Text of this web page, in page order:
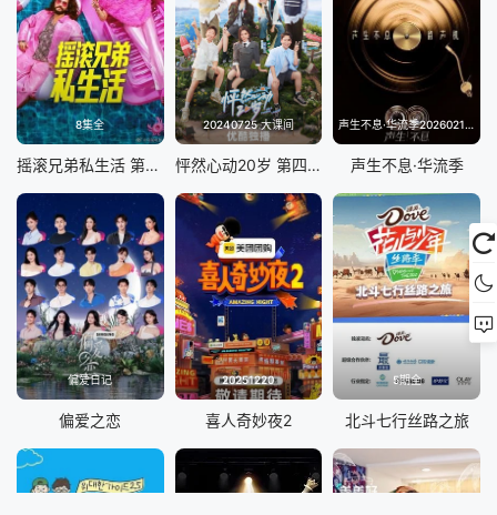
8集全
摇滚兄弟私生活 第二季
20240725 大课间
怦然心动20岁 第四季
声生不息·华流季20260214(典藏版)
声生不息·华流季
偏爱日记
偏爱之恋
20251220
喜人奇妙夜2
5期全
北斗七行丝路之旅